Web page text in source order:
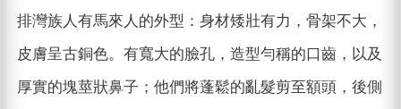
排灣族人有馬來人的外型：身材矮壯有力，骨架不大，
皮膚呈古銅色。有寬大的臉孔，造型勻稱的口齒，以及
厚實的塊莖狀鼻子；他們將蓬鬆的亂髮剪至額頭，後側